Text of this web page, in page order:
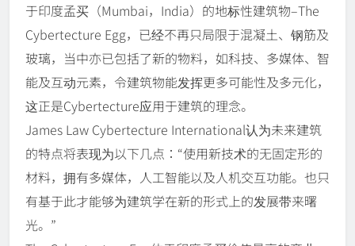
于印度孟买（Mumbai，India）的地标性建筑物–The
Cybertecture Egg，已经不再只局限于混凝土、钢筋及
玻璃，当中亦已包括了新的物料，如科技、多媒体、智
能及互动元素，令建筑物能发挥更多可能性及多元化，
这正是Cybertecture应用于建筑的理念。
James Law Cybertecture International认为未来建筑
的特点将表现为以下几点：“使用新技术的无固定形的
材料，拥有多媒体，人工智能以及人机交互功能。也只
有基于此才能够为建筑学在新的形式上的发展带来曙
光。”